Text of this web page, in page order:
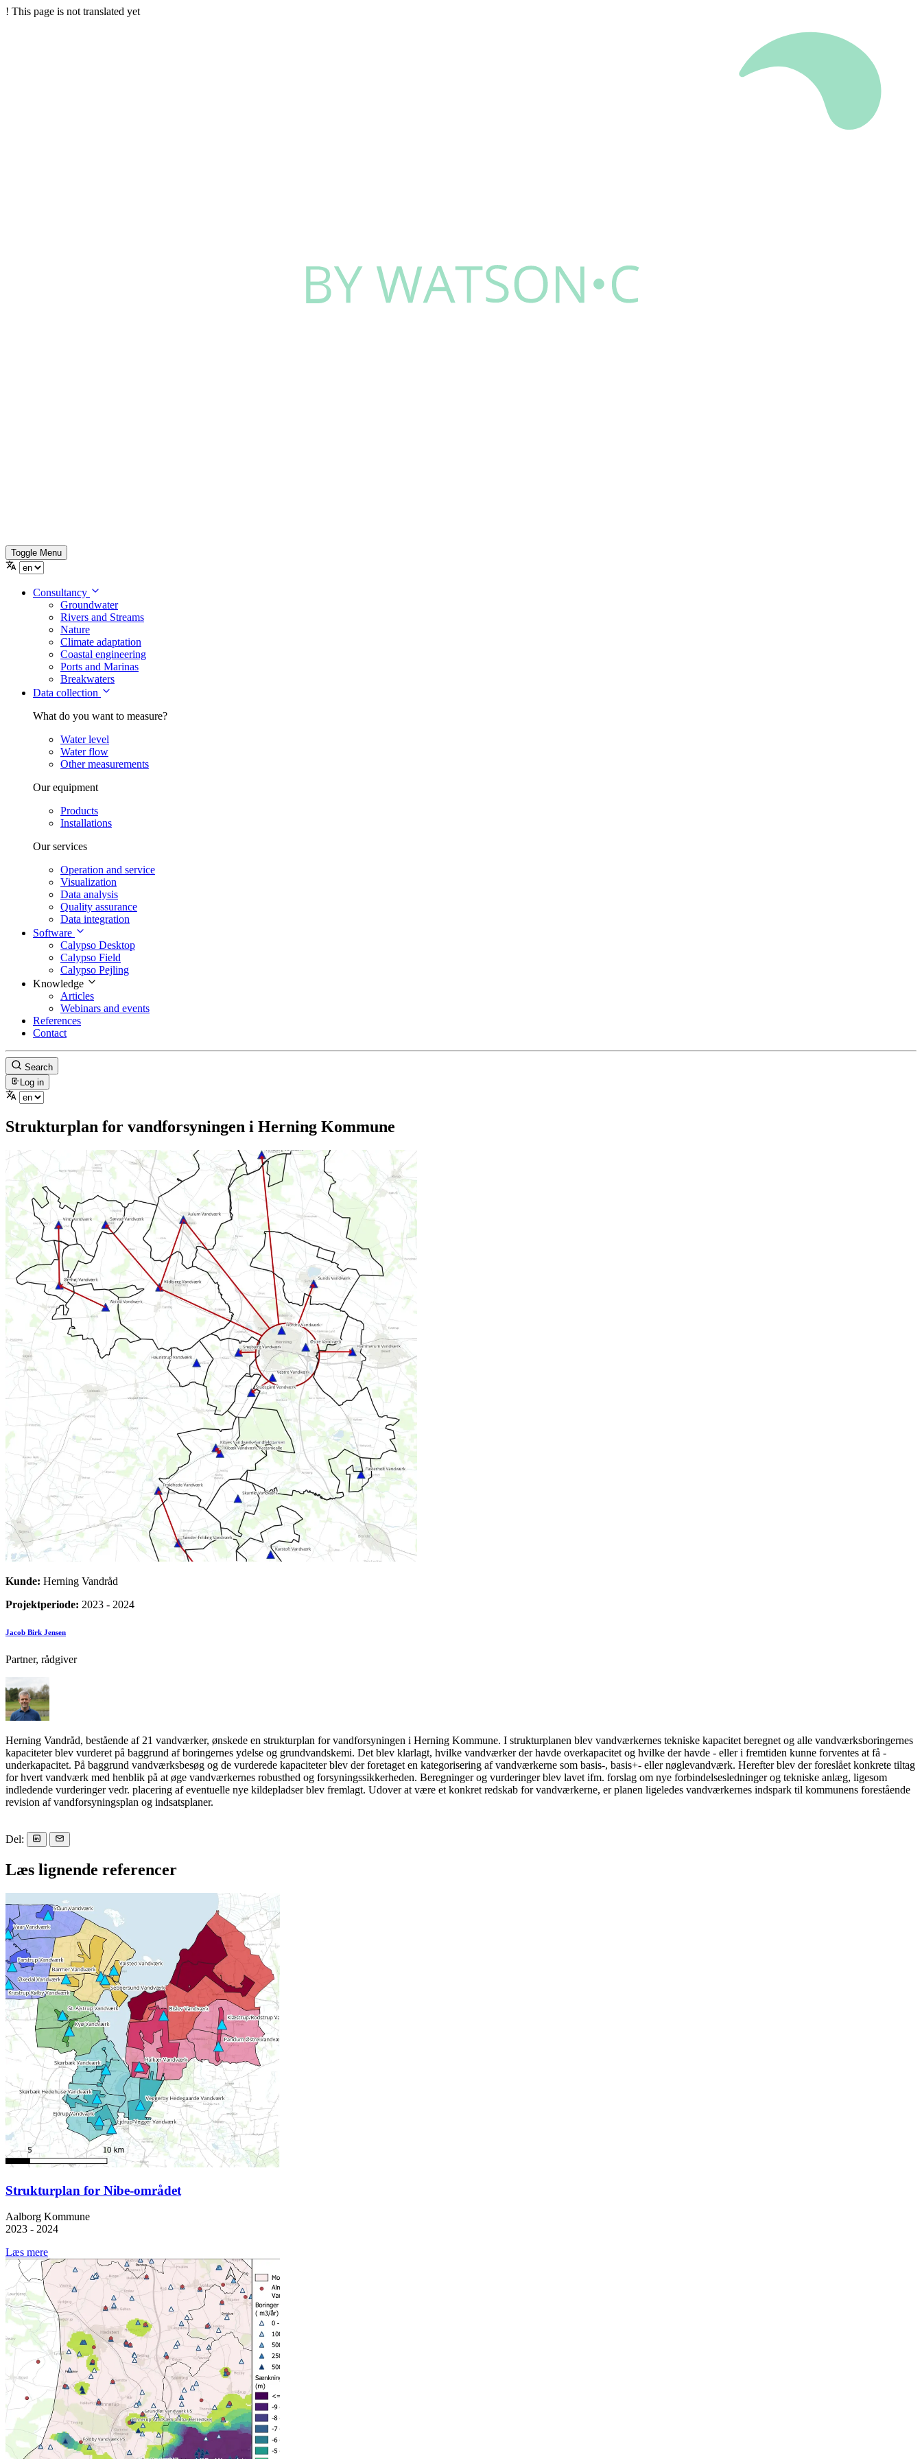
! This page is not translated yet
Toggle Menu
Consultancy
Groundwater
Rivers and Streams
Nature
Climate adaptation
Coastal engineering
Ports and Marinas
Breakwaters
Data collection
What do you want to measure?
Water level
Water flow
Other measurements
Our equipment
Products
Installations
Our services
Operation and service
Visualization
Data analysis
Quality assurance
Data integration
Software
Calypso Desktop
Calypso Field
Calypso Pejling
Knowledge
Articles
Webinars and events
References
Contact
Search
Log in
Strukturplan for vandforsyningen i Herning Kommune
Kunde: Herning Vandråd
Projektperiode: 2023 - 2024
Jacob Birk Jensen
Partner, rådgiver
Herning Vandråd, bestående af 21 vandværker, ønskede en strukturplan for vandforsyningen i Herning Kommune. I strukturplanen blev vandværkernes tekniske kapacitet beregnet og alle vandværksboringernes
kapaciteter blev vurderet på baggrund af boringernes ydelse og grundvandskemi. Det blev klarlagt, hvilke vandværker der havde overkapacitet og hvilke der havde - eller i fremtiden kunne forventes at få -
underkapacitet. På baggrund vandværksbesøg og de vurderede kapaciteter blev der foretaget en kategorisering af vandværkerne som basis-, basis+- eller nøglevandværk. Herefter blev der foreslået konkrete tiltag
for hvert vandværk med henblik på at øge vandværkernes robusthed og forsyningssikkerheden. Beregninger og vurderinger blev lavet ifm. forslag om nye forbindelsesledninger og tekniske anlæg, ligesom
indledende vurderinger vedr. placering af eventuelle nye kildepladser blev fremlagt. Udover at være et konkret redskab for vandværkerne, er planen ligeledes vandværkernes indspark til kommunens forestående
revision af vandforsyningsplan og indsatsplaner.
Del:
Læs lignende referencer
Strukturplan for Nibe-området
Aalborg Kommune
2023 - 2024
Læs mere